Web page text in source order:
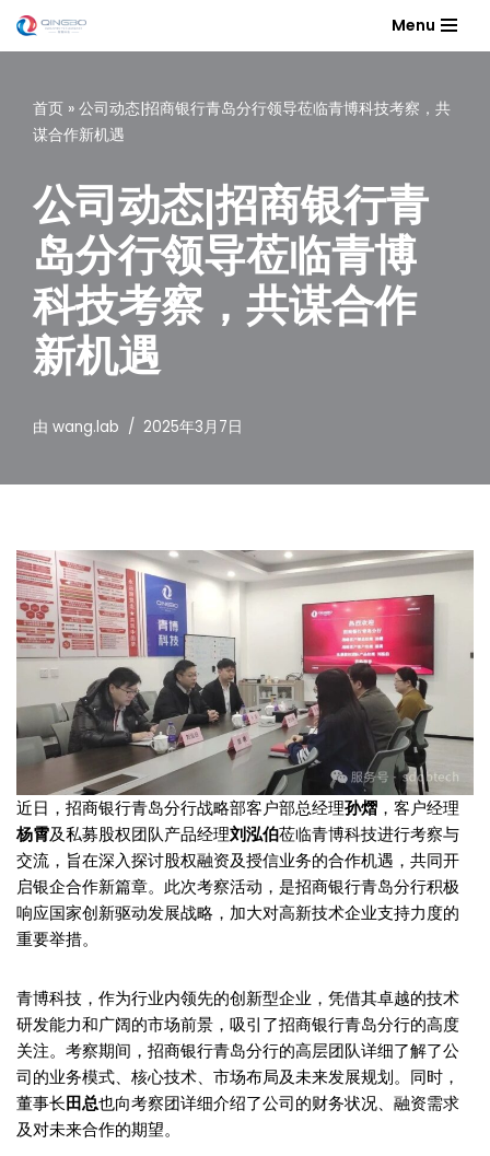
跳
Menu
首页 » 公司动态|招商银行青岛分行领导莅临青博科技考察，共
谋合作新机遇
公司动态|招商银行青
岛分行领导莅临青博
科技考察，共谋合作
新机遇
由 wang.lab 2025年3月7日
近日，招商银行青岛分行战略部客户部总经理孙熠 ，客户经理
杨霄及私募股权团队产品经理刘泓伯莅临青博科技进行考察与
交流，旨在深入探讨股权融资及授信业务的合作机遇，共同开
启银企合作新篇章。此次考察活动，是招商银行青岛分行积极
响应国家创新驱动发展战略，加大对高新技术企业支持力度的
重要举措。
青博科技，作为行业内领先的创新型企业，凭借其卓越的技术
研发能力和广阔的市场前景，吸引了招商银行青岛分行的高度
关注。考察期间，招商银行青岛分行的高层团队详细了解了公
司的业务模式、核心技术、市场布局及未来发展规划。同时，
董事长田总也向考察团详细介绍了公司的财务状况、融资需求
及对未来合作的期望。